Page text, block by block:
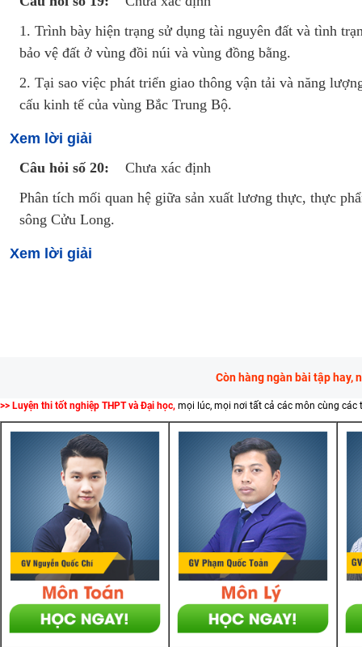
1. Trình bày hiện trạng sử dụng tài nguyên đất và tình
bảo vệ đất ở vùng đồi núi và vùng đồng bằng.
2. Tại sao việc phát triển giao thông vận tải và năng
cấu kinh tế của vùng Bắc Trung Bộ.
Xem lời giải
Câu hỏi số 20:
Chưa xác định
Phân tích mối quan hệ giữa sản xuất lương thực, thực
sông Cửu Long.
Xem lời giải
Còn hàng ngàn bài tập hay,
>> Luyện thi tốt nghiệp THPT và Đại học, mọi lúc, mọi nơi tất cả các môn cùng các